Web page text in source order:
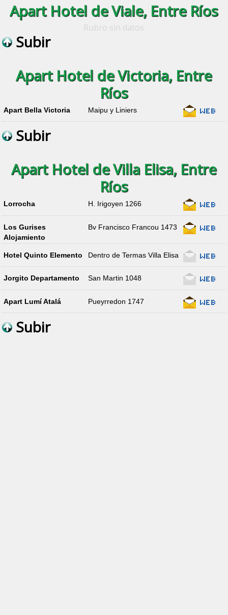
Apart Hotel de Viale, Entre Ríos
Rubro sin datos
Subir
Apart Hotel de Victoria, Entre
Ríos
Apart Bella Victoria Maipu y Liniers
Subir
Apart Hotel de Villa Elisa, Entre
Ríos
Lorrocha H. Irigoyen 1266
Los Gurises
Alojamiento
Bv Francisco Francou 1473
Hotel Quinto Elemento Dentro de Termas Villa Elisa
Jorgito Departamento San Martin 1048
Apart Lumí Atalá Pueyrredon 1747
Subir